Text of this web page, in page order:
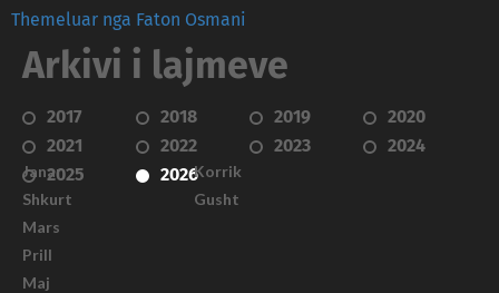
Themeluar nga Faton Osmani
Arkivi i lajmeve
2017 2018 2019
2020
2021
2022 2023
2024
2025
2026
Janar
Shkurt
Mars
Prill
Maj
Korrik
Gusht